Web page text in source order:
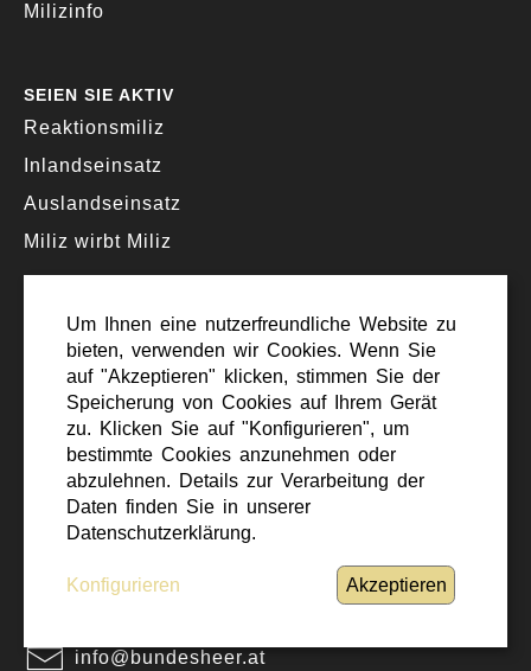
Milizinfo
SEIEN SIE AKTIV
Reaktionsmiliz
Inlandseinsatz
Auslandseinsatz
Miliz wirbt Miliz
SERVICE
Alle Kurse
Stammportal
Webmail
Miliz Service Center
+43 1 50201 0
info@bundesheer.at
Um Ihnen eine nutzerfreundliche Website zu
bieten, verwenden wir Cookies. Wenn Sie
auf "Akzeptieren" klicken, stimmen Sie der
Speicherung von Cookies auf Ihrem Gerät
zu. Klicken Sie auf "Konfigurieren", um
bestimmte Cookies anzunehmen oder
abzulehnen. Details zur Verarbeitung der
Daten finden Sie in unserer
Datenschutzerklärung.
Konfigurieren Akzeptieren